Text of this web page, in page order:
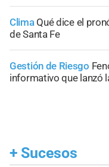
Clima Qué dice el
de Santa Fe
Gestión de Riesgo
informativo que lanzó
+ Sucesos